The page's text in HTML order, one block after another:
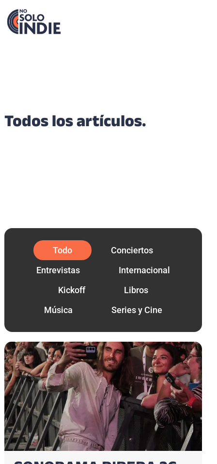
Todos los artículos.
Conciertos
Entrevistas
Internacional
Kickoff
Libros
Música
Series y Cine
Todo